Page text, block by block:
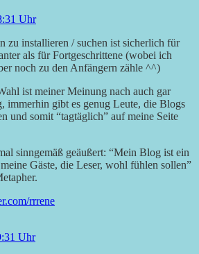
Uhr
zu installieren / suchen ist sicherlich für
als für Fortgeschrittene (wobei ich
noch zu den Anfängern zähle ^^)
ist meiner Meinung nach auch gar
immerhin gibt es genug Leute, die Blogs
und somit “tagtäglich” auf meine Seite
sinngemäß geäußert: “Mein Blog ist ein
Gäste, die Leser, wohl fühlen sollen”
rrrene
Uhr